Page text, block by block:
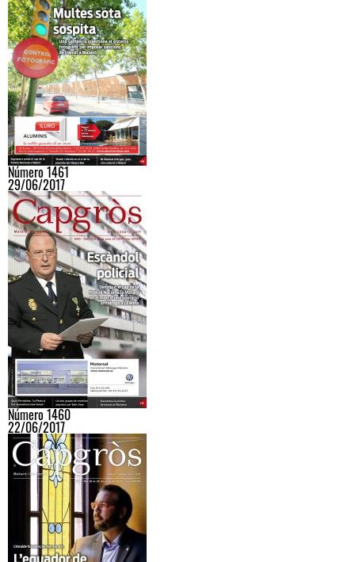
Número 1461
29/06/2017
Número 1460
22/06/2017